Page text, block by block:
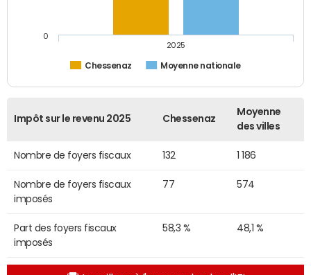
Chessenaz Moyenne nationale
2025
0
Impôt sur le revenu 2025 Chessenaz
Moyenne
des villes
Nombre de foyers fiscaux 132 1 186
Nombre de foyers fiscaux
imposés
77 574
Part des foyers fiscaux
imposés
58,3 % 48,1 %